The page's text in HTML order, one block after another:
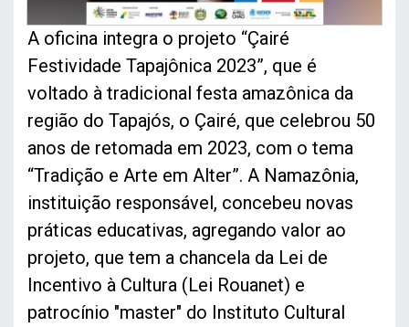
A oficina integra o projeto “Çairé
Festividade Tapajônica 2023”, que é
voltado à tradicional festa amazônica da
região do Tapajós, o Çairé, que celebrou 50
anos de retomada em 2023, com o tema
“Tradição e Arte em Alter”. A Namazônia,
instituição responsável, concebeu novas
práticas educativas, agregando valor ao
projeto, que tem a chancela da Lei de
Incentivo à Cultura (Lei Rouanet) e
patrocínio "master" do Instituto Cultural